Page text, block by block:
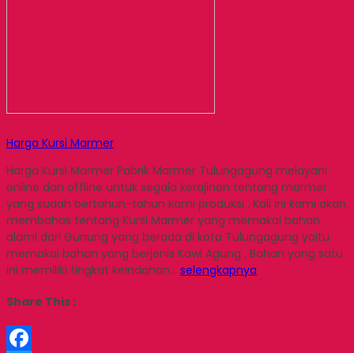
Harga Kursi Marmer
Harga Kursi Marmer Pabrik Marmer Tulungagung melayani
online dan offline untuk segala kerajinan tentang marmer
yang sudah bertahun-tahun kami produksi . Kali ini kami akan
membahas tentang Kursi Marmer yang memakai bahan
alami dari Gunung yang berada di kota Tulungagung yaitu
memakai bahan yang berjenis Kawi Agung . Bahan yang satu
ini memiliki tingkat keindahan… selengkapnya
Share This :